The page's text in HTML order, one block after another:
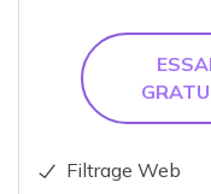
ESSAI
Filtrage Web